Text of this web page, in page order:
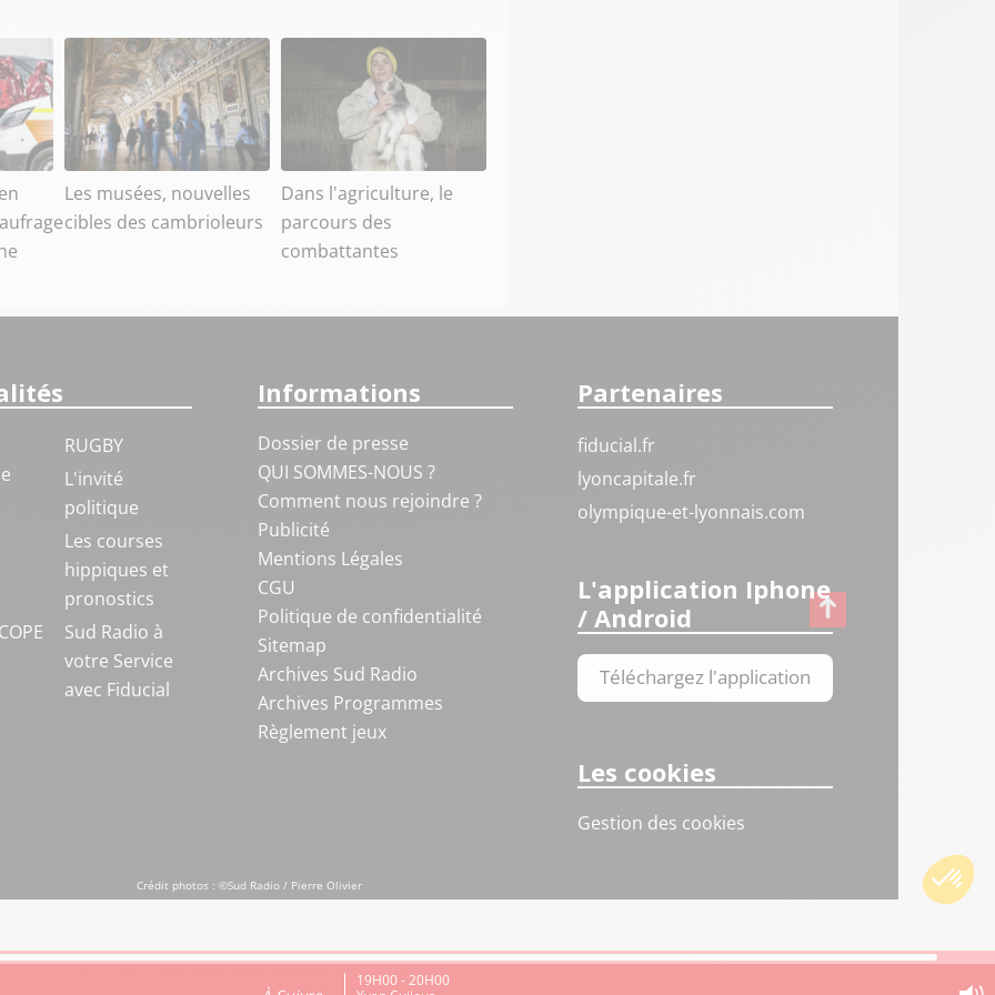
Les musées, nouvelles
cibles des cambrioleurs
Dans l'agriculture, le
parcours des
combattantes
RUGBY
L'invité
politique
Les courses
hippiques et
pronostics
Sud Radio à
votre Service
avec Fiducial
Informations
Dossier de presse
QUI SOMMES-NOUS ?
Comment nous rejoindre ?
Publicité
Mentions Légales
CGU
Politique de confidentialité
Sitemap
Archives Sud Radio
Archives Programmes
Règlement jeux
Partenaires
fiducial.fr
lyoncapitale.fr
olympique-et-lyonnais.com
L'application Iphone
/ Android
Téléchargez l'application
Les cookies
Gestion des cookies
Crédit photos : ©Sud Radio / Pierre Olivier
19H00 - 20H00